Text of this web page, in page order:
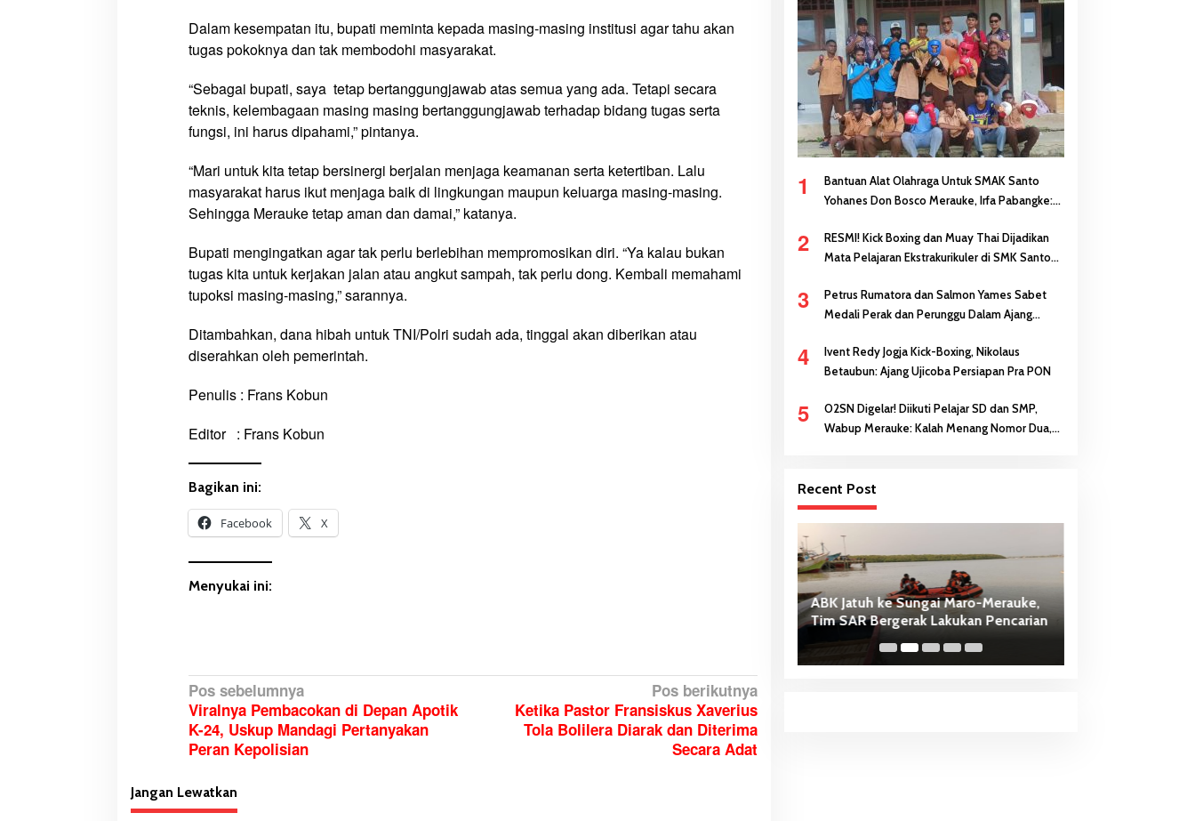
n
g
Dalam kesempatan itu, bupati meminta kepada masing-masing institusi agar tahu akan
tugas pokoknya dan tak membodohi masyarakat.
“Sebagai bupati, saya tetap bertanggungjawab atas semua yang ada. Tetapi secara
teknis, kelembagaan masing masing bertanggungjawab terhadap bidang tugas serta
fungsi, ini harus dipahami,” pintanya.
“Mari untuk kita tetap bersinergi berjalan menjaga keamanan serta ketertiban. Lalu
masyarakat harus ikut menjaga baik di lingkungan maupun keluarga masing-masing.
Sehingga Merauke tetap aman dan damai,” katanya.
Bupati mengingatkan agar tak perlu berlebihan mempromosikan diri. “Ya kalau bukan
tugas kita untuk kerjakan jalan atau angkut sampah, tak perlu dong. Kembali memahami
tupoksi masing-masing,” sarannya.
Ditambahkan, dana hibah untuk TNI/Polri sudah ada, tinggal akan diberikan atau
diserahkan oleh pemerintah.
Penulis : Frans Kobun
Editor : Frans Kobun
Bagikan ini:
Facebook X
Menyukai ini:
N
a
v
i
g
a
Pos sebelumnya
Viralnya Pembacokan di Depan Apotik
K-24, Uskup Mandagi Pertanyakan
Peran Kepolisian
Pos berikutnya
Ketika Pastor Fransiskus Xaverius
Tola Bolilera Diarak dan Diterima
Secara Adat
Jangan Lewatkan
1
Bantuan Alat Olahraga Untuk SMAK Santo
Yohanes Don Bosco Merauke, Irfa Pabangke:
2
RESMI! Kick Boxing dan Muay Thai Dijadikan
Mata Pelajaran Ekstrakurikuler di SMK Santo
3
Petrus Rumatora dan Salmon Yames Sabet
Medali Perak dan Perunggu Dalam Ajang
4
Ivent Redy Jogja Kick-Boxing, Nikolaus
Betaubun: Ajang Ujicoba Persiapan Pra PON
5
O2SN Digelar! Diikuti Pelajar SD dan SMP,
Wabup Merauke: Kalah Menang Nomor Dua,
Recent Post
ABK Jatuh ke Sungai Maro-Merauke,
Tim SAR Bergerak Lakukan Pencarian